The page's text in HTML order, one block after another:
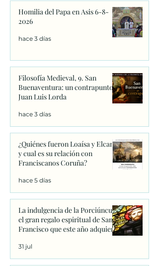
Homilia del Papa en Asis 6-8-
2026
hace 3 días
Filosofía Medieval, 9. San
Buenaventura: un contrapunto.
Juan Luis Lorda
hace 3 días
¿Quiénes fueron Loaísa y Elcano
y cual es su relación con
Franciscanos Coruña?
hace 5 días
La indulgencia de la Porciúncula:
el gran regalo espiritual de San
Francisco que este año adquiere
31 jul